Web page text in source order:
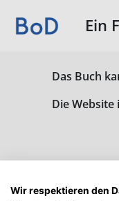
Ein
Das Buch
Die
Wir respektieren den